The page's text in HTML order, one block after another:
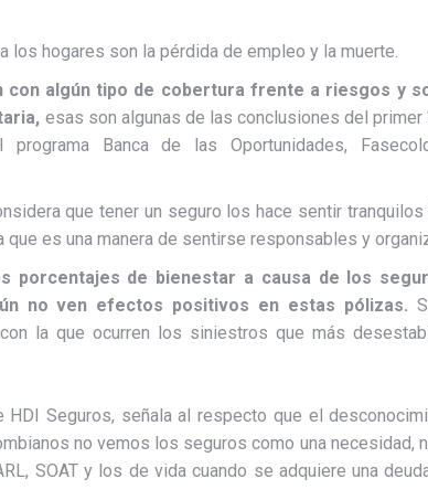
hogares son la pérdida de empleo y la muerte.
con algún tipo de cobertura frente a riesgos y
esas son algunas de las conclusiones del primer
Banca de las Oportunidades,
que tener un seguro los hace sentir
es una manera de sentirse responsables y
porcentajes de bienestar a causa de los
no ven efectos positivos en estas pólizas.
la que ocurren los siniestros que más
Seguros, señala al respecto que el
no vemos los seguros como una necesidad,
SOAT y los de vida cuando se adquiere una